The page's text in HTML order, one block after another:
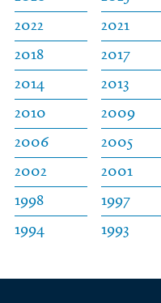
2022
2021
2018
2017
2014
2013
2010
2009
2006
2005
2002
2001
1998
1997
1994
1993